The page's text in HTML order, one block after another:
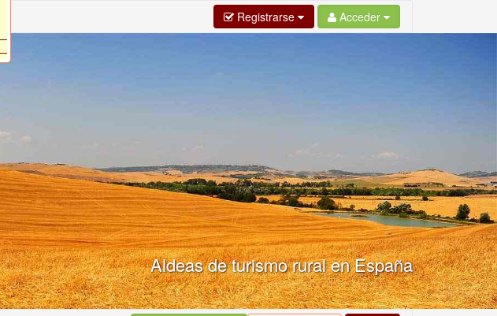
Registrarse Acceder
Aldeas de turismo rural en España